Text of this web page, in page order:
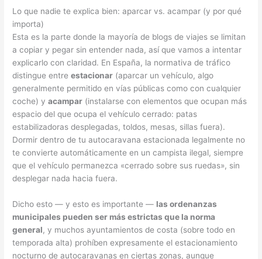
Lo que nadie te explica bien: aparcar vs. acampar (y por qué
importa)
Esta es la parte donde la mayoría de blogs de viajes se limitan
a copiar y pegar sin entender nada, así que vamos a intentar
explicarlo con claridad. En España, la normativa de tráfico
distingue entreestacionar (aparcar un vehículo, algo
generalmente permitido en vías públicas como con cualquier
coche) yacampar (instalarse con elementos que ocupan más
espacio del que ocupa el vehículo cerrado: patas
estabilizadoras desplegadas, toldos, mesas, sillas fuera).
Dormir dentro de tu autocaravana estacionada legalmente no
te convierte automáticamente en un campista ilegal, siempre
que el vehículo permanezca «cerrado sobre sus ruedas», sin
desplegar nada hacia fuera.
Dicho esto — y esto es importante — las ordenanzas
municipales pueden ser más estrictas que la norma
general, y muchos ayuntamientos de costa (sobre todo en
temporada alta) prohíben expresamente el estacionamiento
nocturno de autocaravanas en ciertas zonas, aunque